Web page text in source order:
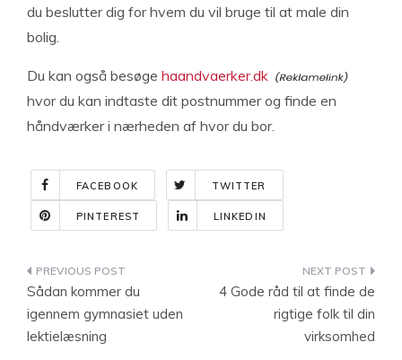
du beslutter dig for hvem du vil bruge til at male din
bolig.
Du kan også besøge haandvaerker.dk
hvor du kan indtaste dit postnummer og finde en
håndværker i nærheden af hvor du bor.
FACEBOOK TWITTER
PINTEREST LINKEDIN
Indlægsnavigation
Sådan kommer du
igennem gymnasiet uden
lektielæsning
4 Gode råd til at finde de
rigtige folk til din
virksomhed